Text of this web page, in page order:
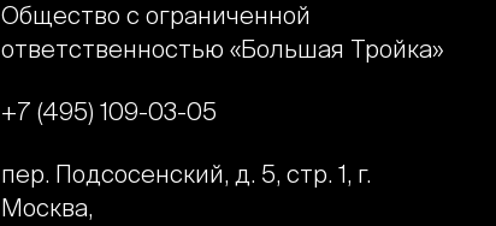
Общество с ограниченной
ответственностью «Большая Тройка»
+7 (495) 109-03-05
пер. Подсосенский, д. 5, стр. 1, г.
Москва,